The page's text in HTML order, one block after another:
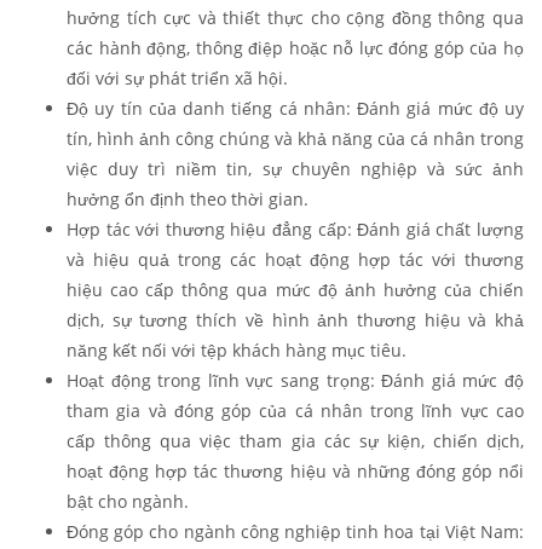
hưởng tích cực và thiết thực cho cộng đồng thông qua
các hành động, thông điệp hoặc nỗ lực đóng góp của họ
đối với sự phát triển xã hội.
Độ uy tín của danh tiếng cá nhân: Đánh giá mức độ uy
tín, hình ảnh công chúng và khả năng của cá nhân trong
việc duy trì niềm tin, sự chuyên nghiệp và sức ảnh
hưởng ổn định theo thời gian.
Hợp tác với thương hiệu đẳng cấp: Đánh giá chất lượng
và hiệu quả trong các hoạt động hợp tác với thương
hiệu cao cấp thông qua mức độ ảnh hưởng của chiến
dịch, sự tương thích về hình ảnh thương hiệu và khả
năng kết nối với tệp khách hàng mục tiêu.
Hoạt động trong lĩnh vực sang trọng: Đánh giá mức độ
tham gia và đóng góp của cá nhân trong lĩnh vực cao
cấp thông qua việc tham gia các sự kiện, chiến dịch,
hoạt động hợp tác thương hiệu và những đóng góp nổi
bật cho ngành.
Đóng góp cho ngành công nghiệp tinh hoa tại Việt Nam: